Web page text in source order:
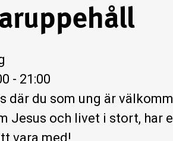
- 21:00
där du som ung är
Jesus och livet i stort, har
vara med!